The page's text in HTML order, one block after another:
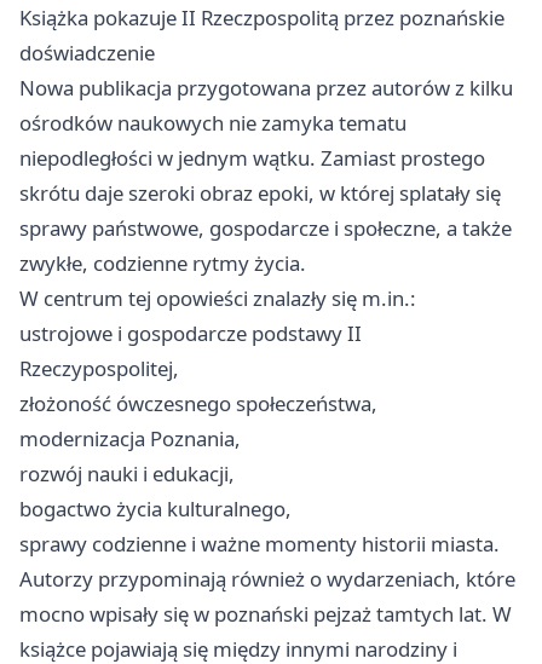
Książka pokazuje II Rzeczpospolitą przez poznańskie
doświadczenie
Nowa publikacja przygotowana przez autorów z kilku
ośrodków naukowych nie zamyka tematu
niepodległości w jednym wątku. Zamiast prostego
skrótu daje szeroki obraz epoki, w której splatały się
sprawy państwowe, gospodarcze i społeczne, a także
zwykłe, codzienne rytmy życia.
W centrum tej opowieści znalazły się m.in.:
ustrojowe i gospodarcze podstawy II
Rzeczypospolitej,
złożoność ówczesnego społeczeństwa,
modernizacja Poznania,
rozwój nauki i edukacji,
bogactwo życia kulturalnego,
sprawy codzienne i ważne momenty historii miasta.
Autorzy przypominają również o wydarzeniach, które
mocno wpisały się w poznański pejzaż tamtych lat. W
książce pojawiają się między innymi narodziny i